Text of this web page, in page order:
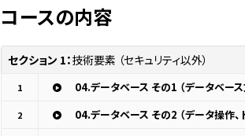
コースの内容
セクション 1：技術要素 （セキュリティ以外）
1 04.データベース その1 （データベース
2 04.データベース その2 （データ操作、